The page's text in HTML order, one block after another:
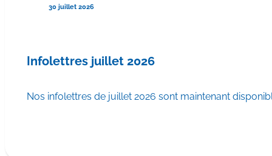
30 juillet 2026
Infolettres juillet 2026
Nos infolettres de juillet 2026 sont maintenant